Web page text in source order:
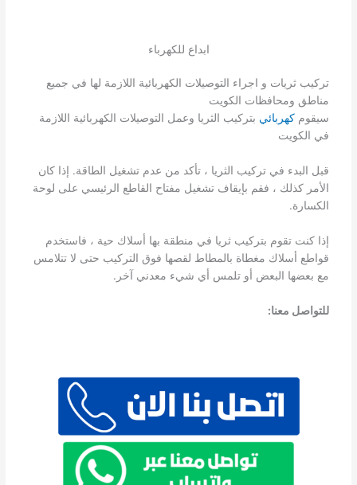
ابداع للكهرباء
تركيب ثريات و اجراء التوصيلات الكهربائية اللازمة لها في جميع
مناطق ومحافظات الكويت
سيقوم كهربائي بتركيب الثريا وعمل التوصيلات الكهربائية اللازمة
في الكويت
قبل البدء في تركيب الثريا ، تأكد من عدم تشغيل الطاقة. إذا كان
الأمر كذلك ، فقم بإيقاف تشغيل مفتاح القاطع الرئيسي على لوحة
الكسارة.
إذا كنت تقوم بتركيب ثريا في منطقة بها أسلاك حية ، فاستخدم
قواطع أسلاك مغطاة بالمطاط لقصها فوق التركيب حتى لا تتلامس
مع بعضها البعض أو تلمس أي شيء معدني آخر.
للتواصل معنا: